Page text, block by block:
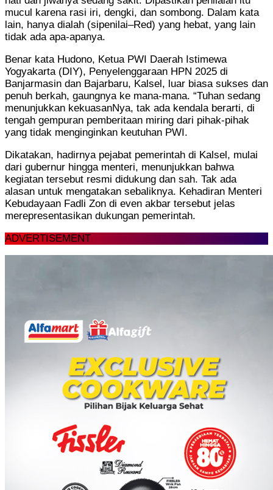
mucul karena rasi iri, dengki, dan sombong. Dalam kata
lain, hanya dialah (sipenilai–Red) yang hebat, yang lain
tidak ada apa-apanya.
Benar kata Hudono, Ketua PWI Daerah Istimewa
Yogyakarta (DIY), Penyelenggaraan HPN 2025 di
Banjarmasin dan Bajarbaru, Kalsel, luar biasa sukses dan
penuh berkah, gaungnya ke mana-mana. “Tuhan sedang
menunjukkan kekuasanNya, tak ada kendala berarti, di
tengah gempuran pemberitaan miring dari pihak-pihak
yang tidak menginginkan keutuhan PWI.
Dikatakan, hadirnya pejabat pemerintah di Kalsel, mulai
dari gubernur hingga menteri, menunjukkan bahwa
kegiatan tersebut resmi didukung dan sah. Tak ada
alasan untuk mengatakan sebaliknya. Kehadiran Menteri
Kebudayaan Fadli Zon di even akbar tersebut jelas
merepresentasikan dukungan pemerintah.
ADVERTISEMENT